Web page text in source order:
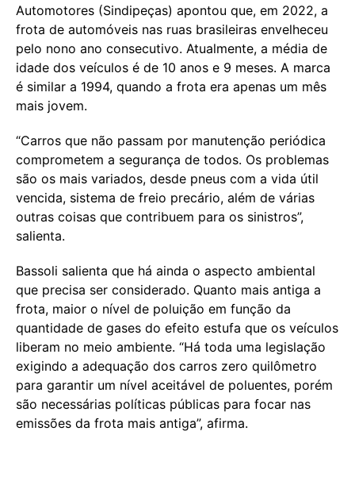
Automotores (Sindipeças) apontou que, em 2022, a
frota de automóveis nas ruas brasileiras envelheceu
pelo nono ano consecutivo. Atualmente, a média de
idade dos veículos é de 10 anos e 9 meses. A marca
é similar a 1994, quando a frota era apenas um mês
mais jovem.
“Carros que não passam por manutenção periódica
comprometem a segurança de todos. Os problemas
são os mais variados, desde pneus com a vida útil
vencida, sistema de freio precário, além de várias
outras coisas que contribuem para os sinistros”,
salienta.
Bassoli salienta que há ainda o aspecto ambiental
que precisa ser considerado. Quanto mais antiga a
frota, maior o nível de poluição em função da
quantidade de gases do efeito estufa que os veículos
liberam no meio ambiente. “Há toda uma legislação
exigindo a adequação dos carros zero quilômetro
para garantir um nível aceitável de poluentes, porém
são necessárias políticas públicas para focar nas
emissões da frota mais antiga”, afirma.